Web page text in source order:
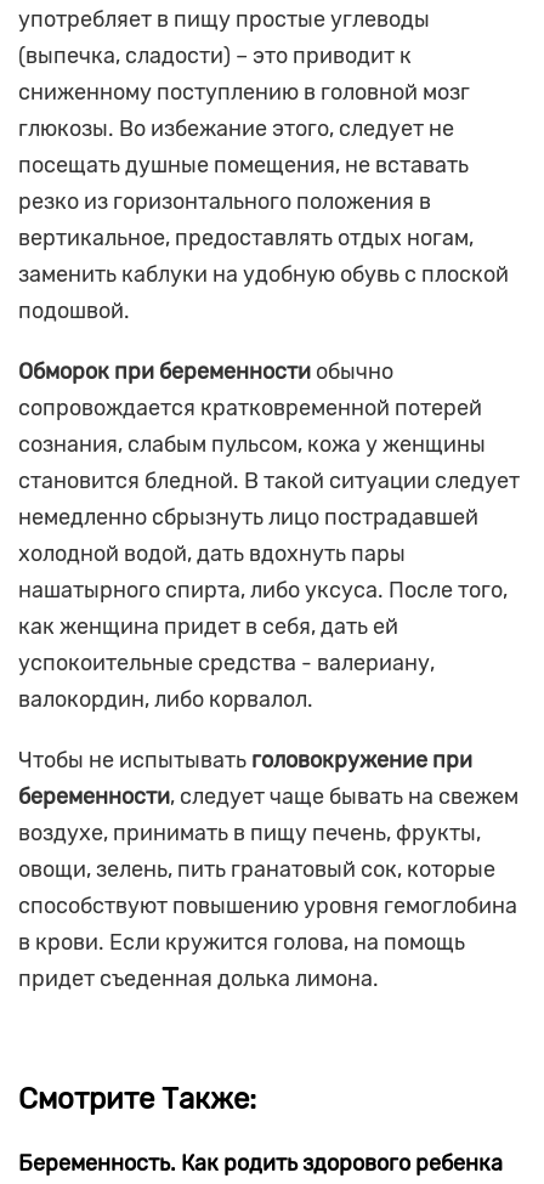
употребляет в пищу простые углеводы
(выпечка, сладости) – это приводит к
сниженному поступлению в головной мозг
глюкозы. Во избежание этого, следует не
посещать душные помещения, не вставать
резко из горизонтального положения в
вертикальное, предоставлять отдых ногам,
заменить каблуки на удобную обувь с плоской
подошвой.
Обморок при беременности обычно
сопровождается кратковременной потерей
сознания, слабым пульсом, кожа у женщины
становится бледной. В такой ситуации следует
немедленно сбрызнуть лицо пострадавшей
холодной водой, дать вдохнуть пары
нашатырного спирта, либо уксуса. После того,
как женщина придет в себя, дать ей
успокоительные средства - валериану,
валокордин, либо корвалол.
Чтобы не испытывать головокружение при
беременности, следует чаще бывать на свежем
воздухе, принимать в пищу печень, фрукты,
овощи, зелень, пить гранатовый сок, которые
способствуют повышению уровня гемоглобина
в крови. Если кружится голова, на помощь
придет съеденная долька лимона.
Смотрите Также:
Беременность. Как родить здорового ребенка